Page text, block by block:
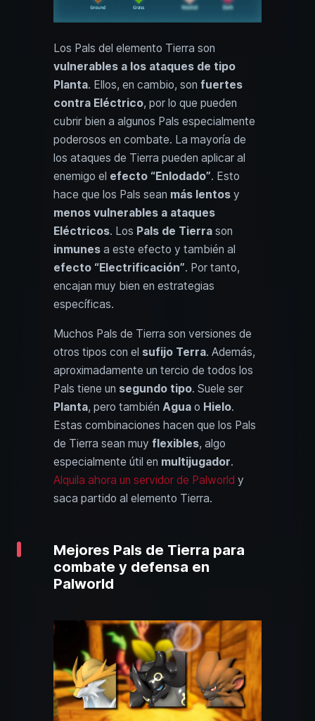
Los Pals del elemento Tierra son
vulnerables a los ataques de tipo
Planta. Ellos, en cambio, son fuertes
contra Eléctrico, por lo que pueden
cubrir bien a algunos Pals especialmente
poderosos en combate. La mayoría de
los ataques de Tierra pueden aplicar al
enemigo el efecto “Enlodado”. Esto
hace que los Pals sean más lentos y
menos vulnerables a ataques
Eléctricos. Los Pals de Tierra son
inmunes a este efecto y también al
efecto “Electrificación”. Por tanto,
encajan muy bien en estrategias
específicas.
Muchos Pals de Tierra son versiones de
otros tipos con el sufijo Terra. Además,
aproximadamente un tercio de todos los
Pals tiene un segundo tipo. Suele ser
Planta, pero también Agua o Hielo.
Estas combinaciones hacen que los Pals
de Tierra sean muy flexibles, algo
especialmente útil en multijugador.
Alquila ahora un servidor de Palworld y
saca partido al elemento Tierra.
Mejores Pals de Tierra para
combate y defensa en
Palworld